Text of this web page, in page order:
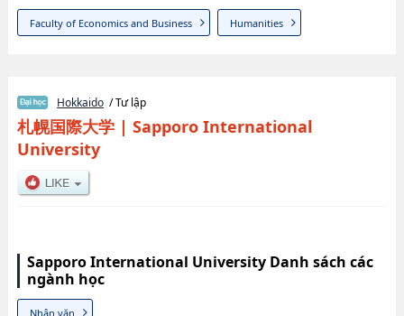
Faculty of Economics and Business Humanities
Hokkaido / Tư lập
札幌国際大学| Sapporo International
University
Sapporo International University Danh sách các
ngành học
Nhân văn